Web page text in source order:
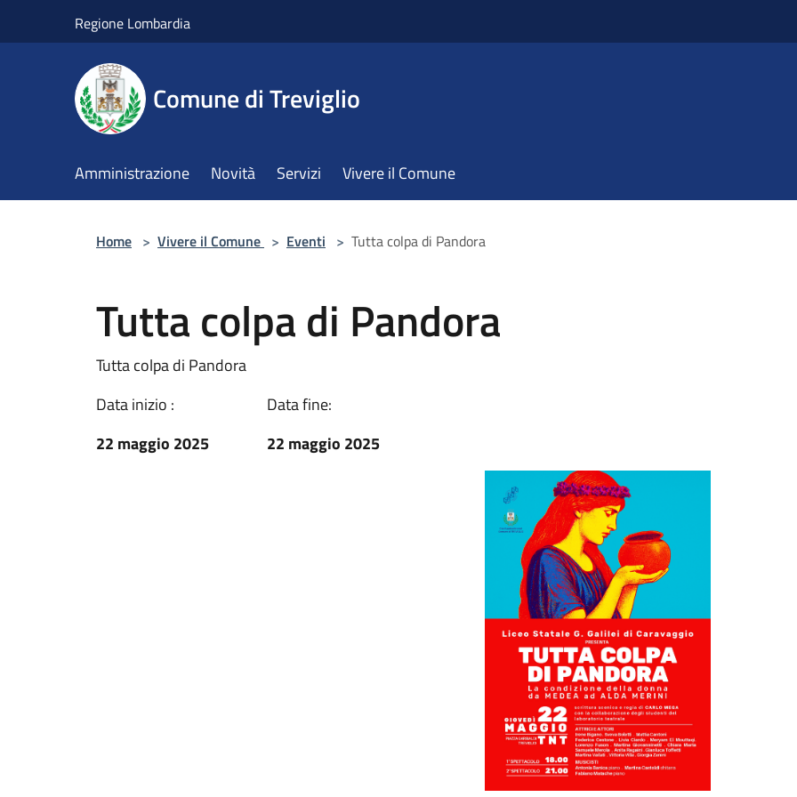
Regione Lombardia
Comune di Treviglio
Amministrazione Novità Servizi Vivere il Comune
Home > Vivere il Comune > Eventi > Tutta colpa di Pandora
Tutta colpa di Pandora
Tutta colpa di Pandora
Data inizio :
22 maggio 2025
Data fine:
22 maggio 2025